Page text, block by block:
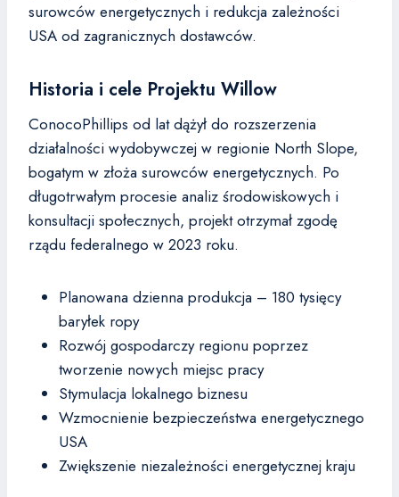
surowców energetycznych i redukcja zależności
USA od zagranicznych dostawców.
Historia i cele Projektu Willow
ConocoPhillips od lat dążył do rozszerzenia
działalności wydobywczej w regionie North Slope,
bogatym w złoża surowców energetycznych. Po
długotrwałym procesie analiz środowiskowych i
konsultacji społecznych, projekt otrzymał zgodę
rządu federalnego w 2023 roku.
Planowana dzienna produkcja – 180 tysięcy
baryłek ropy
Rozwój gospodarczy regionu poprzez
tworzenie nowych miejsc pracy
Stymulacja lokalnego biznesu
Wzmocnienie bezpieczeństwa energetycznego
USA
Zwiększenie niezależności energetycznej kraju